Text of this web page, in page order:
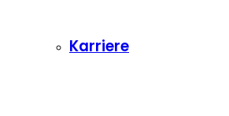
Karriere